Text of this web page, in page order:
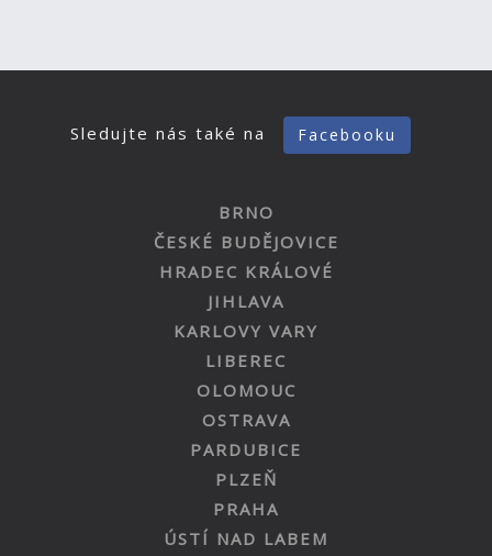
Sledujte nás také na Facebooku
BRNO
ČESKÉ BUDĚJOVICE
HRADEC KRÁLOVÉ
JIHLAVA
KARLOVY VARY
LIBEREC
OLOMOUC
OSTRAVA
PARDUBICE
PLZEŇ
PRAHA
ÚSTÍ NAD LABEM